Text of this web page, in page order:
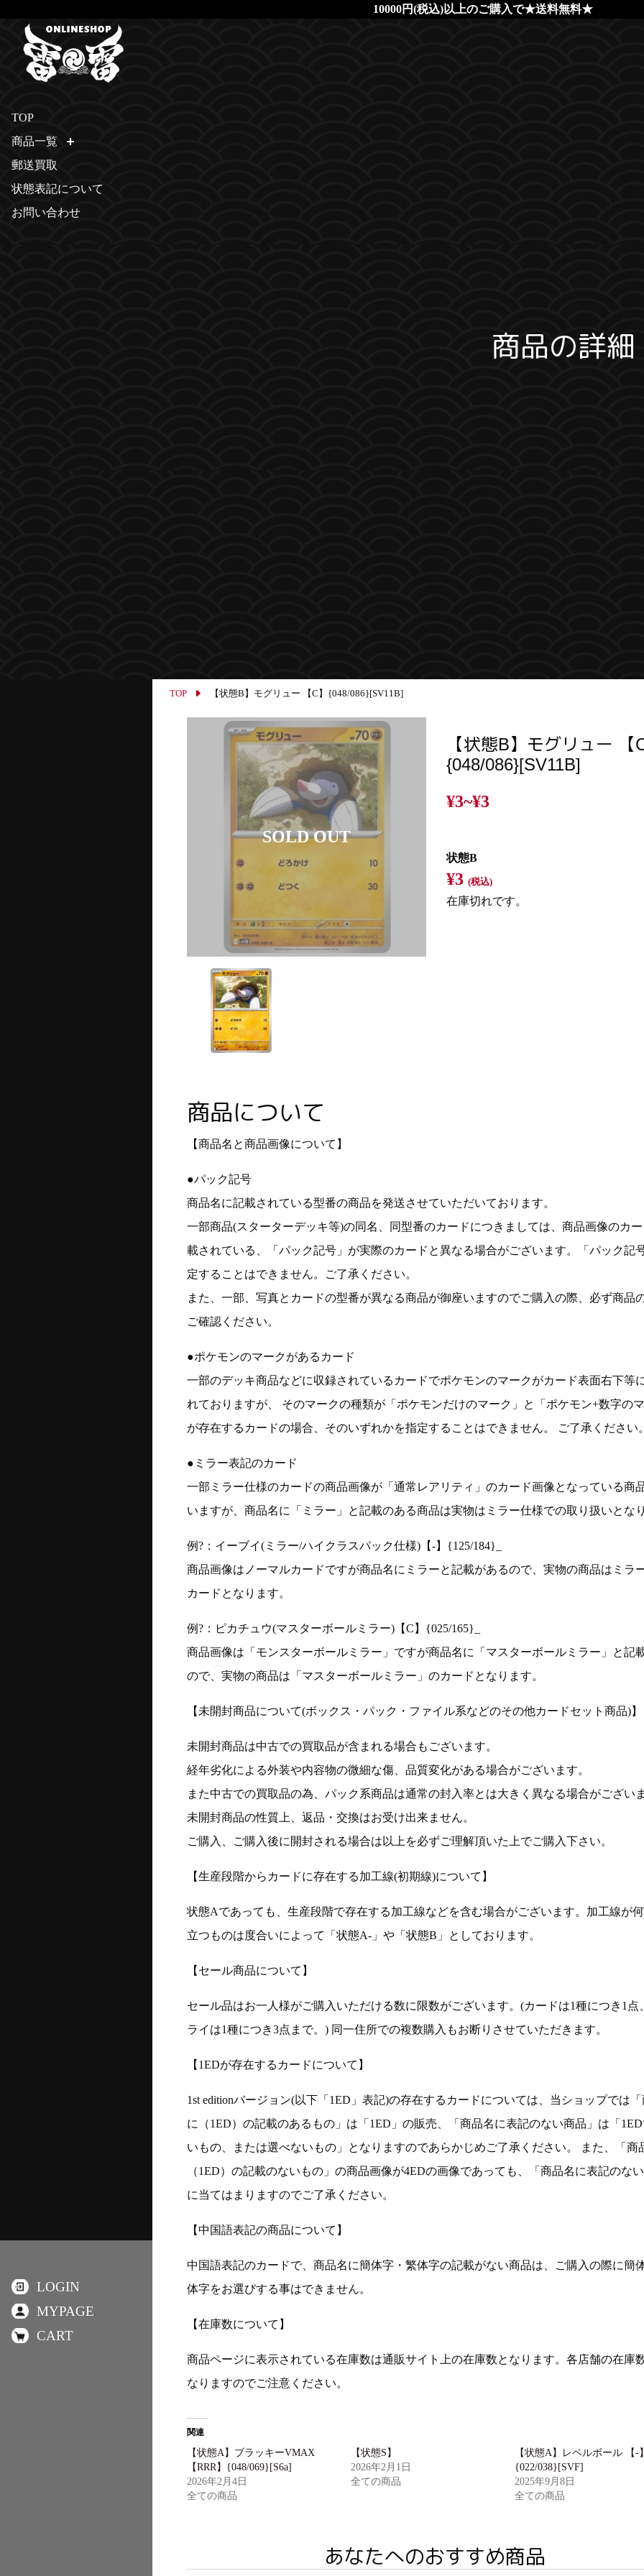
10000円(税込)以上のご購入で★送料無料★
商品の詳細
TOP 【状態B】モグリュー 【C】{048/086}[SV11B]
【状態B】モグリュー 【C
{048/086}[SV11B]
¥3~¥3
状態B
¥3(税込)
在庫切れです。
商品について
【商品名と商品画像について】
●パック記号
商品名に記載されている型番の商品を発送させていただいております。
一部商品(スターターデッキ等)の同名、同型番のカードにつきましては、商品画像のカ
載されている、「パック記号」が実際のカードと異なる場合がございます。「パック記
定することはできません。ご了承ください。
また、一部、写真とカードの型番が異なる商品が御座いますのでご購入の際、必ず商品
ご確認ください。
●ポケモンのマークがあるカード
一部のデッキ商品などに収録されているカードでポケモンのマークがカード表面右下等
れておりますが、 そのマークの種類が「ポケモンだけのマーク」と「ポケモン+数字のマ
が存在するカードの場合、そのいずれかを指定することはできません。 ご了承ください
●ミラー表記のカード
一部ミラー仕様のカードの商品画像が「通常レアリティ」のカード画像となっている商
いますが、商品名に「ミラー」と記載のある商品は実物はミラー仕様での取り扱いとなり
例?：イーブイ(ミラー/ハイクラスパック仕様)【-】{125/184}_
商品画像はノーマルカードですが商品名にミラーと記載があるので、実物の商品はミラ
カードとなります。
例?：ピカチュウ(マスターボールミラー)【C】{025/165}_
商品画像は「モンスターボールミラー」ですが商品名に「マスターボールミラー」と記
ので、実物の商品は「マスターボールミラー」のカードとなります。
【未開封商品について(ボックス・パック・ファイル系などのその他カードセット商品)】
未開封商品は中古での買取品が含まれる場合もございます。
経年劣化による外装や内容物の微細な傷、品質変化がある場合がございます。
また中古での買取品の為、パック系商品は通常の封入率とは大きく異なる場合がございま
未開封商品の性質上、返品・交換はお受け出来ません。
ご購入、ご購入後に開封される場合は以上を必ずご理解頂いた上でご購入下さい。
【生産段階からカードに存在する加工線(初期線)について】
状態Aであっても、生産段階で存在する加工線などを含む場合がございます。加工線が何
立つものは度合いによって「状態A-」や「状態B」としております。
【セール商品について】
セール品はお一人様がご購入いただける数に限数がございます。(カードは1種につき1点
ライは1種につき3点まで。) 同一住所での複数購入もお断りさせていただきます。
【1EDが存在するカードについて】
1st editionバージョン(以下「1ED」表記)の存在するカードについては、当ショップでは「
に（1ED）の記載のあるもの」は「1ED」の販売、「商品名に表記のない商品」は「
いもの、または選べないもの」となりますのであらかじめご了承ください。 また、「商
（1ED）の記載のないもの」の商品画像が4EDの画像であっても、「商品名に表記のない
に当てはまりますのでご了承ください。
【中国語表記の商品について】
中国語表記のカードで、商品名に簡体字・繁体字の記載がない商品は、ご購入の際に簡
体字をお選びする事はできません。
【在庫数について】
商品ページに表示されている在庫数は通販サイト上の在庫数となります。各店舗の在庫
なりますのでご注意ください。
関連
【状態A】ブラッキーVMAX
【RRR】{048/069}[S6a]
2026年2月4日
全ての商品
【状態S】
2026年2月1日
全ての商品
【状態A】レベルボール 【-】
{022/038}[SVF]
2025年9月8日
全ての商品
あなたへのおすすめ商品
TOP
商品一覧
郵送買取
状態表記について
お問い合わせ
LOGIN
MYPAGE
CART